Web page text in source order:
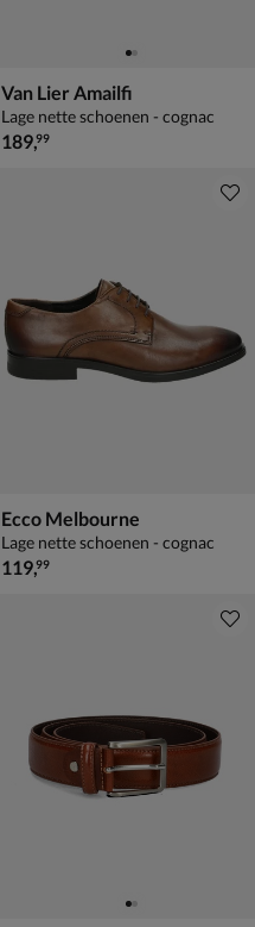
Van Lier Amailfi
Lage nette schoenen - cognac
€ 189,99
189,99
Ecco Melbourne
Lage nette schoenen - cognac
€ 119,99
119,99